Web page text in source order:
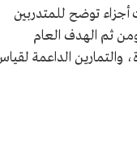
أجزاء توضح للمتدربين
ومن ثم الهدف العام
الداعمة